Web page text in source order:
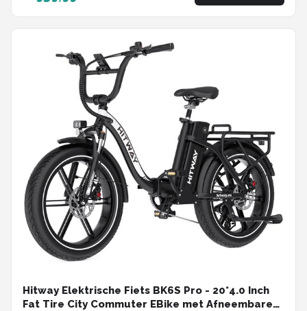
IP54 Waterdicht
Hitway Elektrische Fiets BK6S Pro - 20*4.0 Inch
Fat Tire City Commuter EBike met Afneembare